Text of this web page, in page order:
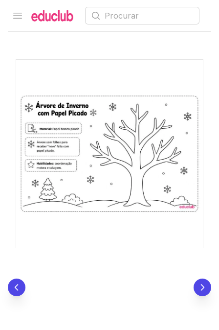
Open menu
Educlub Procurar